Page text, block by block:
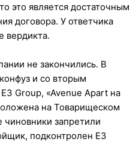
это является достаточным
договора. У ответчика
вердикта.
не закончились. В
и со вторым
Group, «Avenue Apart на
на Товарищеском
чиновники запретили
подконтролен E3